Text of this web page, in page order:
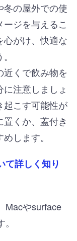
の屋外での使
ジを与えるこ
心がけ、快適な
近くで飲み物を
注意しましょ
起こす可能性が
くか、蓋付き
します。
て詳しく知り
Macやsurface